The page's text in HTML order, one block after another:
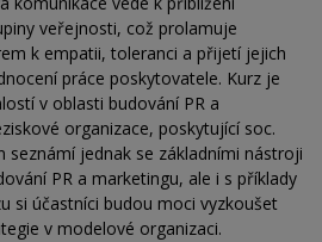
veřejnosti, což prolamuje
k empatii, toleranci a přijetí jejich
práce poskytovatele. Kurz je
v oblasti budování PR a
organizace, poskytující soc.
seznámí jednak se základními nástroji
PR a marketingu, ale i s příklady
si účastníci budou moci vyzkoušet
v modelové organizaci.